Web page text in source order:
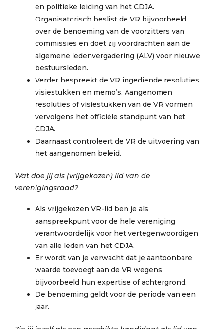
en politieke leiding van het CDJA.
Organisatorisch beslist de VR bijvoorbeeld
over de benoeming van de voorzitters van
commissies en doet zij voordrachten aan de
algemene ledenvergadering (ALV) voor nieuwe
bestuursleden.
Verder bespreekt de VR ingediende resoluties,
visiestukken en memo’s. Aangenomen
resoluties of visiestukken van de VR vormen
vervolgens het officiële standpunt van het
CDJA.
Daarnaast controleert de VR de uitvoering van
het aangenomen beleid.
Wat doe jij als (vrijgekozen) lid van de
verenigingsraad?
Als vrijgekozen VR-lid ben je als
aanspreekpunt voor de hele vereniging
verantwoordelijk voor het vertegenwoordigen
van alle leden van het CDJA.
Er wordt van je verwacht dat je aantoonbare
waarde toevoegt aan de VR wegens
bijvoorbeeld hun expertise of achtergrond.
De benoeming geldt voor de periode van een
jaar.